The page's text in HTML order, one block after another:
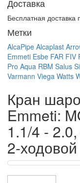
Доставка
Бесплатная доставка
Метки
AlcaPipe Alcaplast
Emmeti Esbe FAR FIV
Pro Aqua RBM Salus
Varmann Viega Watts
Кран
Emmeti:
1.1/4 -
2-ходовой